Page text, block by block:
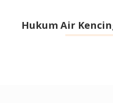
Hukum Air